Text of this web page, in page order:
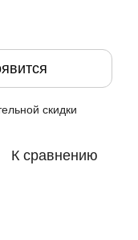
скидки
К сравнению